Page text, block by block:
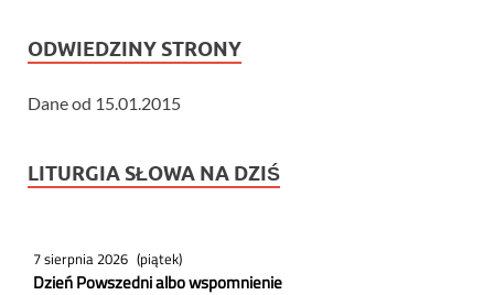
ODWIEDZINY STRONY
Dane od 15.01.2015
LITURGIA SŁOWA NA DZIŚ